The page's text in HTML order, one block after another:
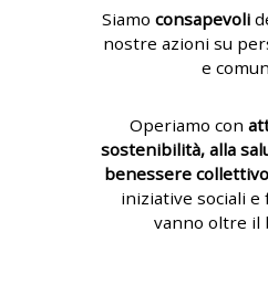
Siamoconsapevoli
nostre azioni su
e
Operiamo con
sostenibilità, alla
benessere collettivo
iniziative sociali e
vanno oltre il